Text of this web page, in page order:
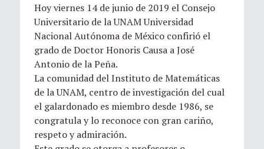
Hoy viernes 14 de junio de 2019 el Consejo
Universitario de la UNAM Universidad
Nacional Autónoma de México confirió el
grado de Doctor Honoris Causa a José
Antonio de la Peña.
La comunidad del Instituto de Matemáticas
de la UNAM, centro de investigación del cual
el galardonado es miembro desde 1986, se
congratula y lo reconoce con gran cariño,
respeto y admiración.